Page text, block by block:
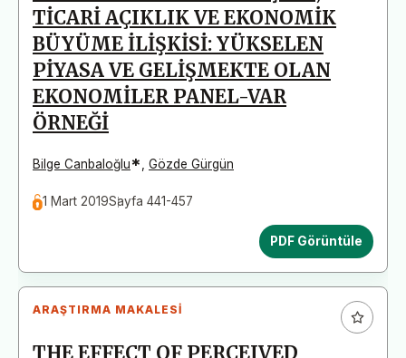
TİCARİ AÇIKLIK VE EKONOMİK
BÜYÜME İLİŞKİSİ: YÜKSELEN
PİYASA VE GELİŞMEKTE OLAN
EKONOMİLER PANEL-VAR
ÖRNEĞİ
Bilge Canbaloğlu*, Gözde Gürgün
1 Mart 2019Sayfa 441-457
PDF Görüntüle
ARAŞTIRMA MAKALESI